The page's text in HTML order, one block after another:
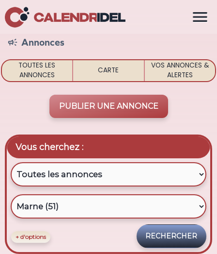
 Annonces
TOUTES LES
ANNONCES
CARTE
VOS ANNONCES &
ALERTES
PUBLIER UNE ANNONCE
Vous cherchez :
+ d'options
